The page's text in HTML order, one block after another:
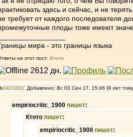
здесь и сейчас, и не
требует от каждого последователя
плоды тоже имеют
мира - это границы языка
на этот пост: Ктото
342183 Добавлено: Вс 03 Сен 17, 15:46 (9 лет
empiriocritic_1900 пишет:
Ктото пишет:
empiriocritic_1900 пишет: